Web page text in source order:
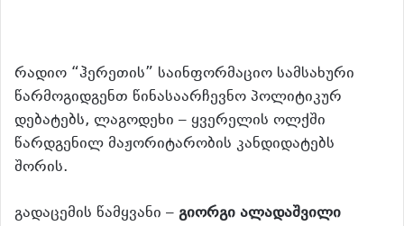
რადიო “ჰერეთის” საინფორმაციო სამსახური
წარმოგიდგენთ წინასაარჩევნო პოლიტიკურ
დებატებს, ლაგოდეხი – ყვერელის ოლქში
წარდგენილ მაჟორიტარობის კანდიდატებს
შორის.
გადაცემის წამყვანი –გიორგი ალადაშვილი